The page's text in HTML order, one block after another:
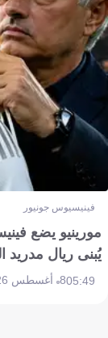
فينيسيوس جونيور
مورينيو يضع
يُبنى ريال مدريد
05:498 أغسطس 2026